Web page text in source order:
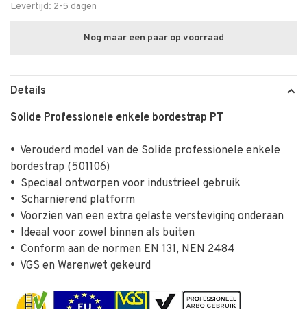
Levertijd: 2-5 dagen
Nog maar een paar op voorraad
Details
Solide Professionele enkele bordestrap PT
• Verouderd model van de Solide professionele enkele
bordestrap (501106)
• Speciaal ontworpen voor industrieel gebruik
• Scharnierend platform
• Voorzien van een extra gelaste versteviging onderaan
• Ideaal voor zowel binnen als buiten
• Conform aan de normen EN 131, NEN 2484
• VGS en Warenwet gekeurd